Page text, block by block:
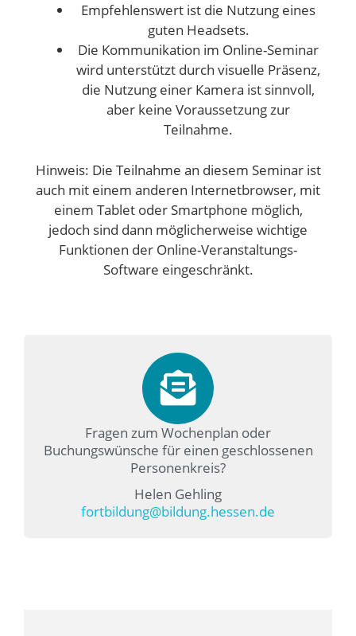
Empfehlenswert ist die Nutzung eines
guten Headsets.
Die Kommunikation im Online-Seminar
wird unterstützt durch visuelle Präsenz,
die Nutzung einer Kamera ist sinnvoll,
aber keine Voraussetzung zur
Teilnahme.
Hinweis: Die Teilnahme an diesem Seminar ist
auch mit einem anderen Internetbrowser, mit
einem Tablet oder Smartphone möglich,
jedoch sind dann möglicherweise wichtige
Funktionen der Online-Veranstaltungs-
Software eingeschränkt.
Fragen zum Wochenplan oder
Buchungswünsche für einen geschlossenen
Personenkreis?
Helen Gehling
fortbildung@bildung.hessen.de